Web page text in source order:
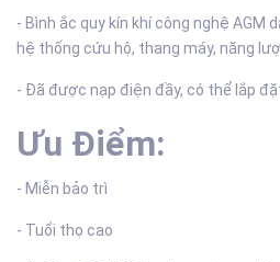
- Bình ắc quy kín khí công nghệ AGM
hệ thống cứu hộ, thang máy, năng
- Đã được nạp điện đầy, có thể lắp
Ưu Điểm:
- Miễn bảo trì
- Tuổi thọ cao